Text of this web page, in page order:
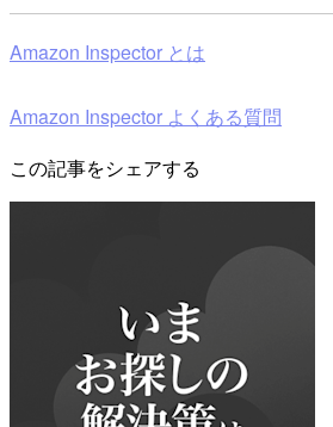
Amazon Inspector とは
Amazon Inspector よくある質問
この記事をシェアする